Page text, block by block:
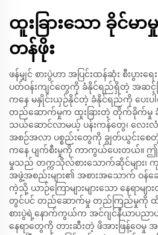
ထူးခြားသော ခိုင်မ
တန်ဖိုး
ဖန်မျှင် စားပွဲဟာ အပြင်းထန်ဆုံး စီးပွားရ
ပတ်ဝန်းကျင်တွေကို ခံနိုင်ရည်ရှိတဲ့ အဆင့်မ
ကနေ မနှိုင်းယှဉ်နိုင်တဲ့ ခံနိုင်ရည်ကို ပေးပါ
တည်ဆောက်မှုက ထူးခြားတဲ့ တိုက်ခိုက်မှု ခံ
သယ်ဆောင်လာမယ့် ပန်းကန်တွေ၊ လေး
အစဉ်အလာ ပစ္စည်းတွေကို ချွတ်ယွင်း
ကနေ ပျက်စီးမှုကို ကာကွယ်ပေးတယ်။
မှုသည် တက္ကသိုလ်စားသောက်ဆိုင်များ၊ ကု
အဖွဲ့အစည်းများ၏ အစားအသောက် ဝန်
ကဲ့သို့ ယာဉ်ကြောများများသော နေရာမ
တွင်ပင် တည်ဆောက်မှု တည်ကြည်မှုကို ထိန်
စားပွဲရဲ့နောက်ကွယ်က အင်ဂျင်နီယာပည
နေရာတွေကို တားဆီးတဲ့ ဖိအားဖြန့်ဝေ